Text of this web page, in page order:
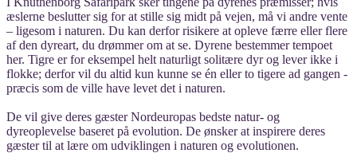
æslerne beslutter sig for at stille sig midt på vejen, må vi andre vente
– ligesom i naturen. Du kan derfor risikere at opleve færre eller flere
af den dyreart, du drømmer om at se. Dyrene bestemmer tempoet
her. Tigre er for eksempel helt naturligt solitære dyr og lever ikke i
flokke; derfor vil du altid kun kunne se én eller to tigere ad gangen -
præcis som de ville have levet det i naturen.
De vil give deres gæster Nordeuropas bedste natur- og
dyreoplevelse baseret på evolution. De ønsker at inspirere deres
gæster til at lære om udviklingen i naturen og evolutionen.